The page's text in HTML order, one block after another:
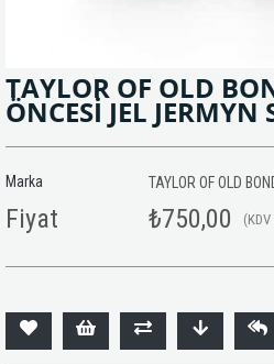
TAYLOR OF OLD
ÖNCESİ JEL JERMYN
Marka TAYLOR OF OLD
Fiyat ₺750,00